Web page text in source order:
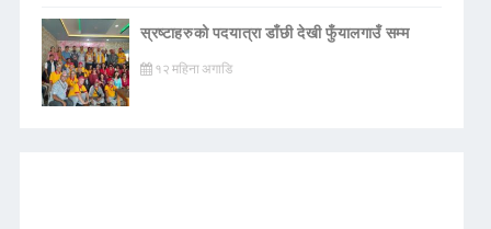
स्रष्टाहरुको पदयात्रा डाँछी देखी फुँयालगाउँ सम्म
१२ महिना अगाडि